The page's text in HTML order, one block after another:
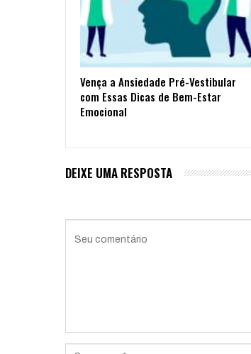
Vença a Ansiedade Pré-Vestibular
com Essas Dicas de Bem-Estar
Emocional
DEIXE UMA RESPOSTA